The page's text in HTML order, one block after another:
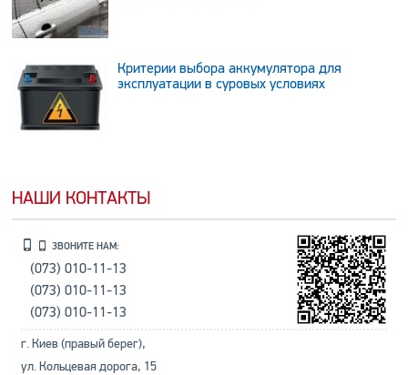
Критерии выбора аккумулятора для
эксплуатации в суровых условиях
НАШИ КОНТАКТЫ
ЗВОНИТЕ НАМ:
(073) 010-11-13
(073) 010-11-13
(073) 010-11-13
г. Киев (правый берег),
ул. Кольцевая дорога, 15